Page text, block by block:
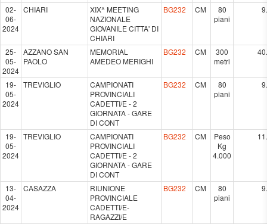
02-
06-
2024
CHIARI
XIX^ MEETING
NAZIONALE
GIOVANILE CITTA' DI
CHIARI
BG232 CM
80
piani
25-
05-
2024
AZZANO SAN
PAOLO
MEMORIAL
AMEDEO MERIGHI
BG232 CM
300
metri
19-
05-
2024
TREVIGLIO
CAMPIONATI
PROVINCIALI
CADETTI/E - 2
GIORNATA - GARE
DI CONT
BG232 CM
80
piani
19-
05-
2024
TREVIGLIO
CAMPIONATI
PROVINCIALI
CADETTI/E - 2
GIORNATA - GARE
DI CONT
BG232 CM
Peso
Kg
4.000
13-
04-
2024
CASAZZA
RIUNIONE
PROVINCIALE
CADETTI/E-
RAGAZZI/E
BG232 CM
80
piani